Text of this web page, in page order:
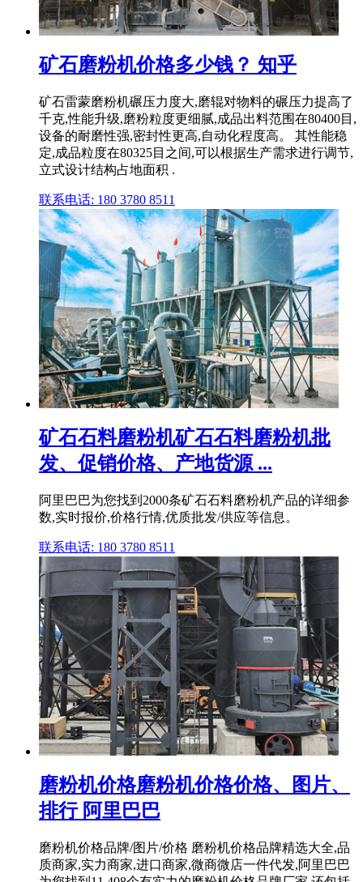
矿石磨粉机价格多少钱？ 知乎
矿石雷蒙磨粉机碾压力度大,磨辊对物料的碾压力提高了
千克,性能升级,磨粉粒度更细腻,成品出料范围在80400目,
设备的耐磨性强,密封性更高,自动化程度高。 其性能稳
定,成品粒度在80325目之间,可以根据生产需求进行调节,
立式设计结构占地面积 .
联系电话: 180 3780 8511
矿石石料磨粉机矿石石料磨粉机批
发、促销价格、产地货源 ...
阿里巴巴为您找到2000条矿石石料磨粉机产品的详细参
数,实时报价,价格行情,优质批发/供应等信息。
联系电话: 180 3780 8511
磨粉机价格磨粉机价格价格、图片、
排行 阿里巴巴
磨粉机价格品牌/图片/价格 磨粉机价格品牌精选大全,品
质商家,实力商家,进口商家,微商微店一件代发,阿里巴巴